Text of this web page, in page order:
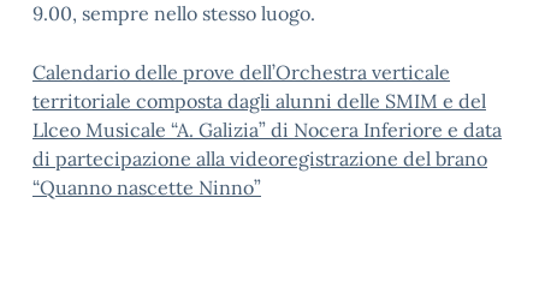
9.00, sempre nello stesso luogo.
Calendario delle prove dell’Orchestra verticale
territoriale composta dagli alunni delle SMIM e del
Llceo Musicale “A. Galizia” di Nocera Inferiore e data
di partecipazione alla videoregistrazione del brano
“Quanno nascette Ninno”